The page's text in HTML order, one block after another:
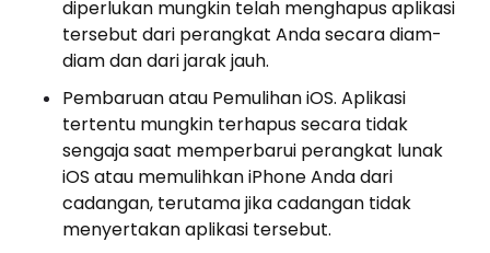
diperlukan mungkin telah menghapus aplikasi
tersebut dari perangkat Anda secara diam-
diam dan dari jarak jauh.
Pembaruan atau Pemulihan iOS. Aplikasi
tertentu mungkin terhapus secara tidak
sengaja saat memperbarui perangkat lunak
iOS atau memulihkan iPhone Anda dari
cadangan, terutama jika cadangan tidak
menyertakan aplikasi tersebut.